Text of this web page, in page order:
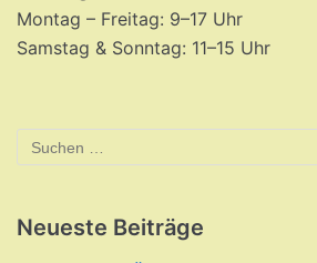
Montag – Freitag: 9–17 Uhr
Samstag & Sonntag: 11–15 Uhr
Neueste Beiträge